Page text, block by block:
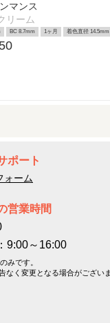
マンス
リーム
BC 8.7mm 1ヶ月 着色直径 14.5mm
ポート
ォーム
営業時間
9:00～16:00
みです。
なく変更となる場合がございま